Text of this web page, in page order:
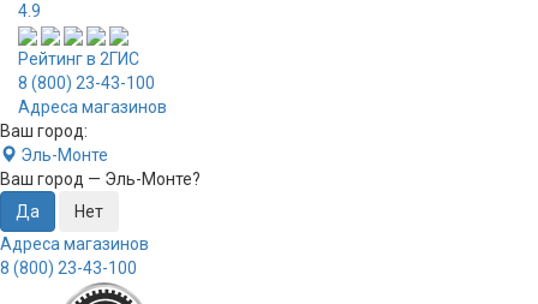
4.9
Рейтинг в 2ГИС
8 (800) 23-43-100
Адреса магазинов
Ваш город:
Эль-Монте
Ваш город — Эль-Монте?
Адреса магазинов
8 (800) 23-43-100